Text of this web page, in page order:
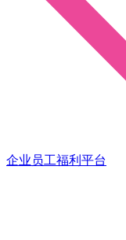
企业员工福利平台